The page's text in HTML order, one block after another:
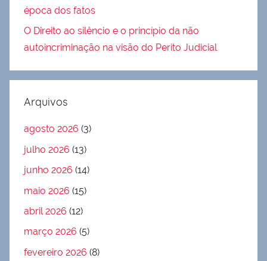
época dos fatos
O Direito ao silêncio e o princípio da não
autoincriminação na visão do Perito Judicial
Arquivos
agosto 2026 (3)
julho 2026 (13)
junho 2026 (14)
maio 2026 (15)
abril 2026 (12)
março 2026 (5)
fevereiro 2026 (8)